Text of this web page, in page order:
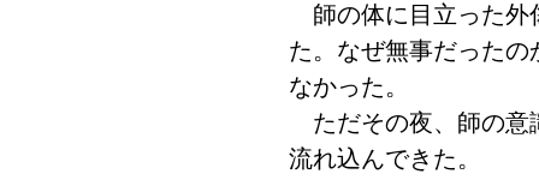
師の体に目立った外
た。なぜ無事だった
なかった。
ただその夜、師の意
流れ込んできた。